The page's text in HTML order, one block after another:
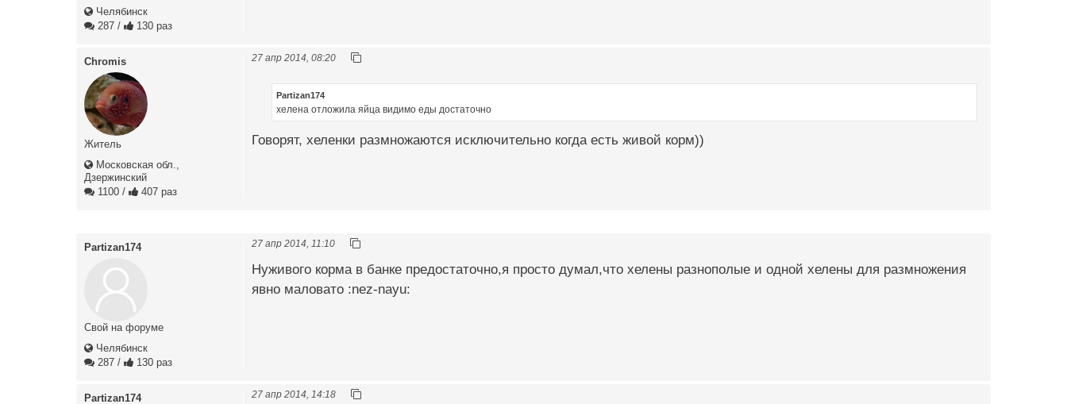
Челябинск
287 / 130 раз
Chromis
Житель
Московская обл.,
Дзержинский
1100 / 407 раз
27 апр 2014, 08:20
Partizan174
хелена отложила яйца видимо еды достаточно
Говорят, хеленки размножаются исключительно когда есть живой корм))
Partizan174
Свой на форуме
Челябинск
287 / 130 раз
27 апр 2014, 11:10
Нуживого корма в банке предостаточно,я просто думал,что хелены разнополые и одной хелены для размножения
явно маловато :nez-nayu:
Partizan174 27 апр 2014, 14:18